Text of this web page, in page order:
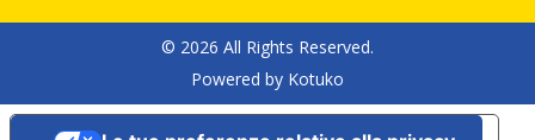
© 2026 All Rights Reserved.
Powered by Kotuko